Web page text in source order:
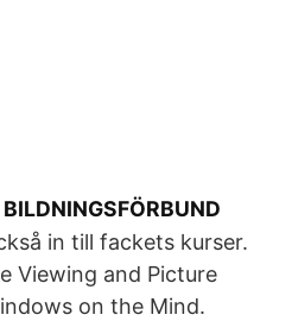
in till fackets kurser.
Viewing and Picture
on the Mind.